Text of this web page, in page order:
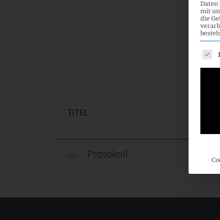
TITEL
Protokoll
Daten
mit
die
Es